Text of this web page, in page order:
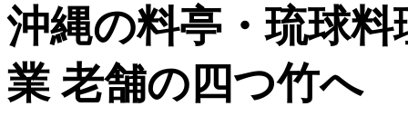
沖縄の料亭・琉球
業 老舗の四つ竹へ